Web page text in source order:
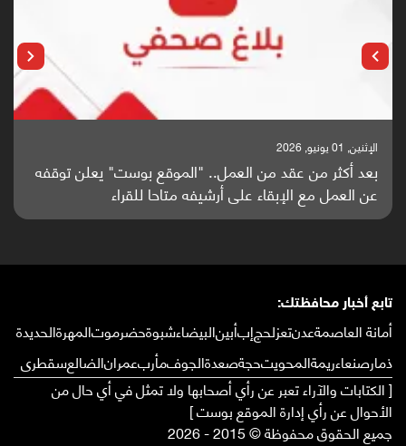
الإثنين, 25 مايو, 2026
باحثون من اليمن يدخلون سباق أبحاث ألزهايمر بدراسة
واعدة منشورة عالميا (ترجمة)
تابع أخبار محافظتك:
أمانة العاصمةعدنتعزلحجإبأبينالبيضاءشبوةحضرموتالمهرةالحديدة
ذمارصنعاءريمةالمحويتحجةصعدةالجوفمأربعمرانالضالعسقطرى
[ الكتابات والآراء تعبر عن رأي أصحابها ولا تمثل في أي حال من
الأحوال عن رأي إدارة الموقع بوست ]
جميع الحقوق محفوظة © 2015 - 2026